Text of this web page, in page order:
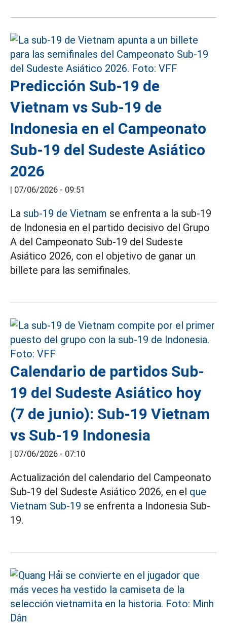
Predicción Sub-19 de
Vietnam vs Sub-19 de
Indonesia en el Campeonato
Sub-19 del Sudeste Asiático
2026
| 07/06/2026 - 09:51
La sub-19 de Vietnam se enfrenta a la sub-19
de Indonesia en el partido decisivo del Grupo
A del Campeonato Sub-19 del Sudeste
Asiático 2026, con el objetivo de ganar un
billete para las semifinales.
Calendario de partidos Sub-
19 del Sudeste Asiático hoy
(7 de junio): Sub-19 Vietnam
vs Sub-19 Indonesia
| 07/06/2026 - 07:10
Actualización del calendario del Campeonato
Sub-19 del Sudeste Asiático 2026, en el que
Vietnam Sub-19 se enfrenta a Indonesia Sub-
19.